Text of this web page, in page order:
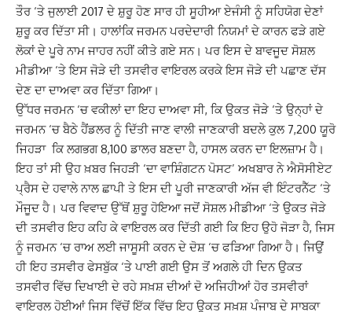
ਤੌਰ ‘ਤੇ ਜੁਲਾਈ 2017 ਦੇ ਸ਼ੁਰੂ ਹੋਣ ਸਾਰ ਹੀ ਸੂਹੀਆ ਏਜੰਸੀ ਨੂੰ ਸਹਿਯੋਗ ਦੇਣਾਂ
ਸ਼ੁਰੂ ਕਰ ਦਿੱਤਾ ਸੀ। ਹਾਲਾਂਕਿ ਜਰਮਨ ਪਰਦੇਦਾਰੀ ਨਿਯਮਾਂ ਦੇ ਕਾਰਨ ਫੜੇ ਗਏ
ਲੋਕਾਂ ਦੇ ਪੂਰੇ ਨਾਮ ਜਾਹਰ ਨਹੀਂ ਕੀਤੇ ਗਏ ਸਨ। ਪਰ ਇਸ ਦੇ ਬਾਵਜੂਦ ਸੋਸ਼ਲ
ਮੀਡੀਆ ‘ਤੇ ਇਸ ਜੋੜੇ ਦੀ ਤਸਵੀਰ ਵਾਇਰਲ ਕਰਕੇ ਇਸ ਜੋੜੇ ਦੀ ਪਛਾਣ ਦੱਸ
ਦੇਣ ਦਾ ਦਾਅਵਾ ਕਰ ਦਿੱਤਾ ਗਿਆ।
ਉੱਧਰ ਜਰਮਨ ‘ਚ ਵਕੀਲਾਂ ਦਾ ਇਹ ਦਾਅਵਾ ਸੀ, ਕਿ ਉਕਤ ਜੋੜੇ ‘ਤੇ ਉਨ੍ਹਾਂ ਦੇ
ਜਰਮਨ ‘ਚ ਬੈਠੇ ਹੈਂਡਲਰ ਨੂੰ ਦਿੱਤੀ ਜਾਣ ਵਾਲੀ ਜਾਣਕਾਰੀ ਬਦਲੇ ਕੁਲ 7,200 ਯੂਰੋ
ਜਿਹੜਾ ਕਿ ਲਗਭਗ 8,100 ਡਾਲਰ ਬਣਦਾ ਹੈ, ਹਾਸਲ ਕਰਨ ਦਾ ਇਲਜ਼ਾਮ ਹੈ।
ਇਹ ਤਾਂ ਸੀ ਉਹ ਖ਼ਬਰ ਜਿਹੜੀ ‘ਦਾ ਵਾਸ਼ਿੰਗਟਨ ਪੋਸਟ’ ਅਖਬਾਰ ਨੇ ਐਸੋਸੀਏਟ
ਪ੍ਰੈਸ ਦੇ ਹਵਾਲੇ ਨਾਲ ਛਾਪੀ ਤੇ ਇਸ ਦੀ ਪੂਰੀ ਜਾਣਕਾਰੀ ਅੱਜ ਵੀ ਇੰਟਰਨੈੱਟ ‘ਤੇ
ਮੌਜੂਦ ਹੈ। ਪਰ ਵਿਵਾਦ ਉੱਥੋਂ ਸ਼ੁਰੂ ਹੋਇਆ ਜਦੋਂ ਸੋਸ਼ਲ ਮੀਡੀਆ ‘ਤੇ ਉਕਤ ਜੋੜੇ
ਦੀ ਤਸਵੀਰ ਇਹ ਕਹਿ ਕੇ ਵਾਇਰਲ ਕਰ ਦਿੱਤੀ ਗਈ ਕਿ ਇਹ ਉਹੋ ਜੋੜਾ ਹੈ, ਜਿਸ
ਨੂੰ ਜਰਮਨ ‘ਚ ਰਾਅ ਲਈ ਜਾਸੂਸੀ ਕਰਨ ਦੇ ਦੋਸ਼ ‘ਚ ਫੜਿਆ ਗਿਆ ਹੈ। ਜਿਉਂ
ਹੀ ਇਹ ਤਸਵੀਰ ਫੇਸਬੁੱਕ ‘ਤੇ ਪਾਈ ਗਈ ਉਸ ਤੋਂ ਅਗਲੇ ਹੀ ਦਿਨ ਉਕਤ
ਤਸਵੀਰ ਵਿੱਚ ਦਿਖਾਈ ਦੇ ਰਹੇ ਸਖ਼ਸ਼ ਦੀਆਂ ਦੋ ਅਜਿਹੀਆਂ ਹੋਰ ਤਸਵੀਰਾਂ
ਵਾਇਰਲ ਹੋਈਆਂ ਜਿਸ ਵਿੱਚੋਂ ਇੱਕ ਵਿੱਚ ਇਹ ਉਕਤ ਸਖ਼ਸ਼ ਪੰਜਾਬ ਦੇ ਸਾਬਕਾ